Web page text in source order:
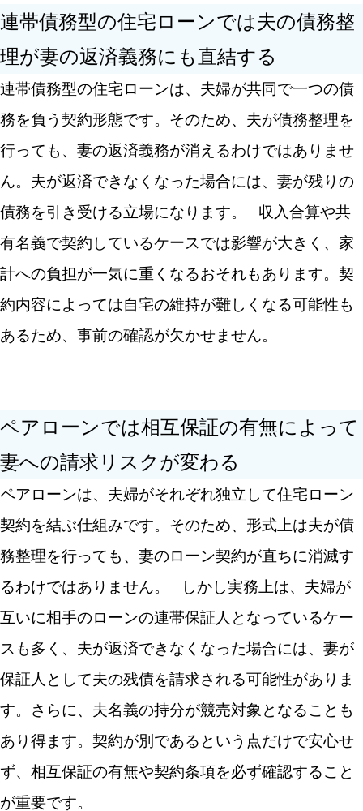
キーワードから記事を検索
カテゴリから記事を検索
連帯債務型の住宅ローンでは夫の債務整
理が妻の返済義務にも直結する
連帯債務型の住宅ローンは、夫婦が共同で一つの債
務を負う契約形態です。そのため、夫が債務整理を
行っても、妻の返済義務が消えるわけではありませ
ん。夫が返済できなくなった場合には、妻が残りの
債務を引き受ける立場になります。
収入合算や共
有名義で契約しているケースでは影響が大きく、家
計への負担が一気に重くなるおそれもあります。契
約内容によっては自宅の維持が難しくなる可能性も
あるため、事前の確認が欠かせません。
ペアローンでは相互保証の有無によって
妻への請求リスクが変わる
ペアローンは、夫婦がそれぞれ独立して住宅ローン
契約を結ぶ仕組みです。そのため、形式上は夫が債
務整理を行っても、妻のローン契約が直ちに消滅す
るわけではありません。
しかし実務上は、夫婦が
互いに相手のローンの連帯保証人となっているケー
スも多く、夫が返済できなくなった場合には、妻が
保証人として夫の残債を請求される可能性がありま
す。さらに、夫名義の持分が競売対象となることも
あり得ます。契約が別であるという点だけで安心せ
ず、相互保証の有無や契約条項を必ず確認すること
が重要です。